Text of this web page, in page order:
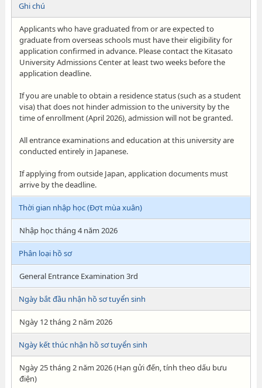
Ghi chú
Applicants who have graduated from or are expected to
graduate from overseas schools must have their eligibility for
application confirmed in advance. Please contact the Kitasato
University Admissions Center at least two weeks before the
application deadline.
If you are unable to obtain a residence status (such as a student
visa) that does not hinder admission to the university by the
time of enrollment (April 2026), admission will not be granted.
All entrance examinations and education at this university are
conducted entirely in Japanese.
If applying from outside Japan, application documents must
arrive by the deadline.
Thời gian nhập học (Đợt mùa xuân)
Nhập học tháng 4 năm 2026
Phân loại hồ sơ
General Entrance Examination 3rd
Ngày bắt đầu nhận hồ sơ tuyển sinh
Ngày 12 tháng 2 năm 2026
Ngày kết thúc nhận hồ sơ tuyển sinh
Ngày 25 tháng 2 năm 2026 (Hạn gửi đến, tính theo dấu bưu
điện)